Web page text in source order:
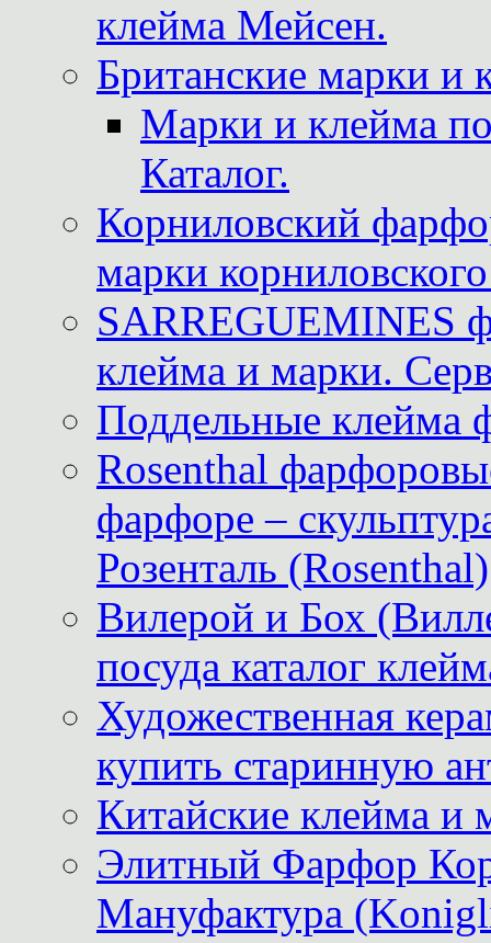
клейма Мейсен.
Британские марки и
Марки и клейма
Каталог.
Корниловский
марки
SARREGUEMINES
клейма и марки.
Поддельные клейма
Rosenthal
фарфоре –
Розенталь (Rosenthal)
Вилерой и Бох
посуда каталог
Художественная
купить старинную
Китайские клейма и
Элитный Фарфор
Мануфактура